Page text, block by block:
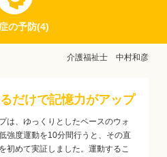
の予防(4)
介護福祉士 中村和彦
だけで記憶力がアップ
は、ゆっくりとしたペースのウォ
強度運動を10分間行うと、その直
初めて実証しました。運動するこ